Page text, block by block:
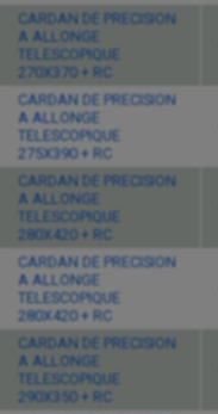
CARDAN DE PRECISION
A ALLONGE
TELESCOPIQUE
270X370 + RC
CARDAN DE PRECISION
A ALLONGE
TELESCOPIQUE
275X390 + RC
CARDAN DE PRECISION
A ALLONGE
TELESCOPIQUE
280X420 + RC
CARDAN DE PRECISION
A ALLONGE
TELESCOPIQUE
280X420 + RC
CARDAN DE PRECISION
A ALLONGE
TELESCOPIQUE
290X350 + RC